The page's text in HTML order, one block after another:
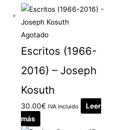
Agotado
Escritos (1966-
2016) – Joseph
Kosuth
30.00€ IVA incluido
Leer
más